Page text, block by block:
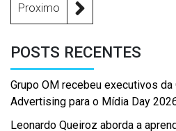
Proximo
POSTS RECENTES
Grupo OM recebeu executivos da
Advertising para o Mídia Day
Leonardo Queiroz aborda a